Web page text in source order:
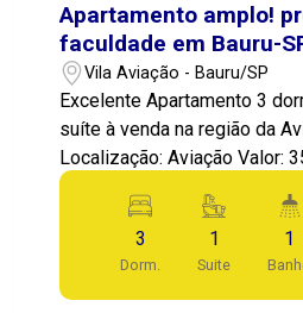
Apartamento amplo!
faculdade em Bauru-
permuta por terreno ou
Botucatu-SP.
Vila Aviação - Bauru/SP
Excelente Apartamento 3
suíte à venda na região da Aviação -
Localização: Aviação Valor:
privativa: 92,77m2 Apresentamos este incrível
Apartamento! Boa posição!
armários, sendo 1 suite com
social, cozinha com
estar/jantar. Infraestrutura e Localização: Cômods
3
Dorm.
1
Suite
1